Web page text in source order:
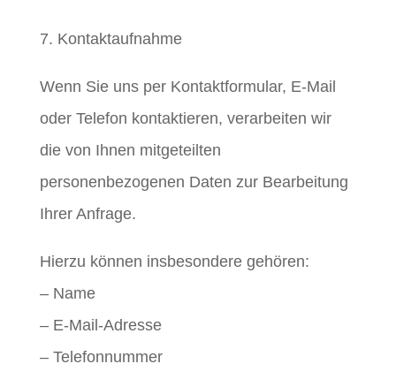
7. Kontaktaufnahme
Wenn Sie uns per Kontaktformular, E-Mail
oder Telefon kontaktieren, verarbeiten wir
die von Ihnen mitgeteilten
personenbezogenen Daten zur Bearbeitung
Ihrer Anfrage.
Hierzu können insbesondere gehören:
– Name
– E-Mail-Adresse
– Telefonnummer